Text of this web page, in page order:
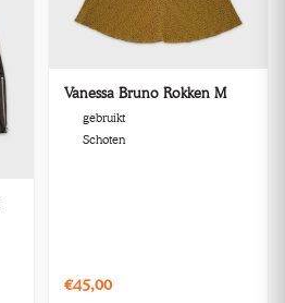
Vanessa Bruno Rokken M
gebruikt
Schoten
€45,00